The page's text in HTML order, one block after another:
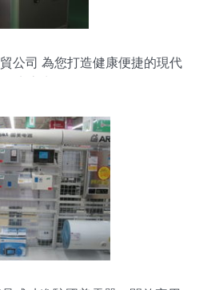
公司 為您打造健康便捷的現代